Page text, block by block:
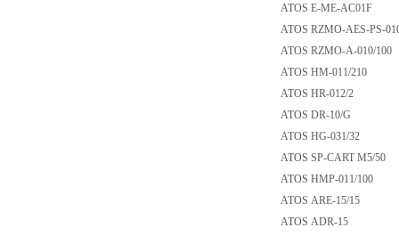
ATOS E-ME-
ATOS RZMO-AES-
ATOS RZMO-A-
ATOS HM-011/210
ATOS HR-012/2
ATOS DR-10/G
ATOS HG-031/32
ATOS SP-CART
ATOS HMP-011/
ATOS ARE-15/15
ATOS ADR-15